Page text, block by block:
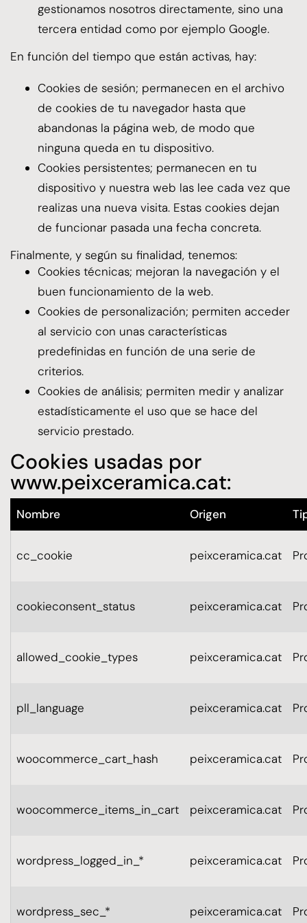
gestionamos nosotros directamente, sino una
tercera entidad como por ejemplo Google.
En función del tiempo que están activas, hay:
Cookies de sesión; permanecen en el archivo
de cookies de tu navegador hasta que
abandonas la página web, de modo que
ninguna queda en tu dispositivo.
Cookies persistentes; permanecen en tu
dispositivo y nuestra web las lee cada vez que
realizas una nueva visita. Estas cookies dejan
de funcionar pasada una fecha concreta.
Finalmente, y según su finalidad, tenemos:
Cookies técnicas; mejoran la navegación y el
buen funcionamiento de la web.
Cookies de personalización; permiten acceder
al servicio con unas características
predefinidas en función de una serie de
criterios.
Cookies de análisis; permiten medir y analizar
estadísticamente el uso que se hace del
servicio prestado.
Cookies usadas por
www.peixceramica.cat:
Nombre Origen
cc_cookie peixceramica.cat
cookieconsent_status peixceramica.cat
allowed_cookie_types peixceramica.cat
pll_language peixceramica.cat
woocommerce_cart_hash peixceramica.cat
woocommerce_items_in_cart peixceramica.cat
wordpress_logged_in_* peixceramica.cat
wordpress_sec_* peixceramica.cat